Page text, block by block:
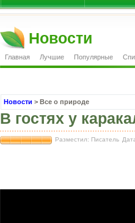
Новости
Главная Лучшие Популярные
Новости > Все о природе
В гостях у
Разместил: Писатель